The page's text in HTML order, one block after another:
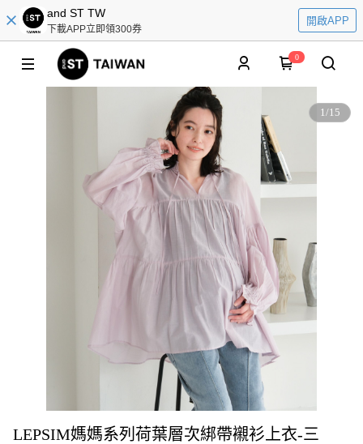
and ST TW
下載APP立即領300券
開啟APP
0
1/15
LEPSIM媽媽系列荷葉層次綁帶襯衫上衣-三